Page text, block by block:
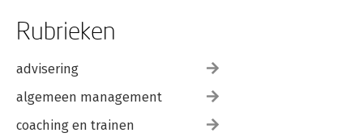
Rubrieken
advisering
algemeen management
coaching en trainen